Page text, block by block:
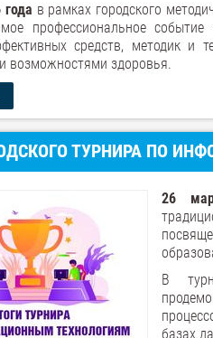
в рамках городского
профессиональное
средств, методик и
возможностями здоровья.
ТУРНИРА ПО
26
В
базах